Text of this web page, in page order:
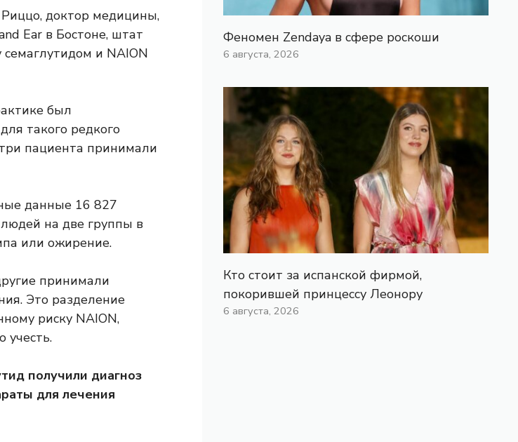
доктор медицины,
Ear в Бостоне, штат
и NAION
был
такого редкого
пациента принимали
данные 16 827
на две группы в
или ожирение.
принимали
Это разделение
риску NAION,
учесть.
получили диагноз
для лечения
Феномен Zendaya в сфере роскоши
6 августа, 2026
Кто стоит за испанской фирмой,
покорившей принцессу Леонору
6 августа, 2026